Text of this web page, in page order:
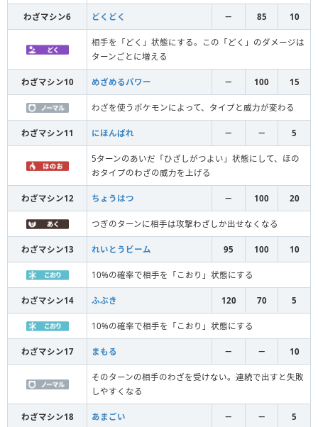
わざマシン6 どくどく － 85 10
相手を「どく」状態にする。この「どく」のダメージは
ターンごとに増える
わざマシン10 めざめるパワー － 100 15
わざを使うポケモンによって、タイプと威力が変わる
わざマシン11 にほんばれ － － 5
5ターンのあいだ「ひざしがつよい」状態にして、ほの
おタイプのわざの威力を上げる
わざマシン12 ちょうはつ － 100 20
つぎのターンに相手は攻撃わざしか出せなくなる
わざマシン13 れいとうビーム 95 100 10
10%の確率で相手を「こおり」状態にする
わざマシン14 ふぶき 120 70 5
10%の確率で相手を「こおり」状態にする
わざマシン17 まもる － － 10
そのターンの相手のわざを受けない。連続で出すと失敗
しやすくなる
わざマシン18 あまごい － － 5